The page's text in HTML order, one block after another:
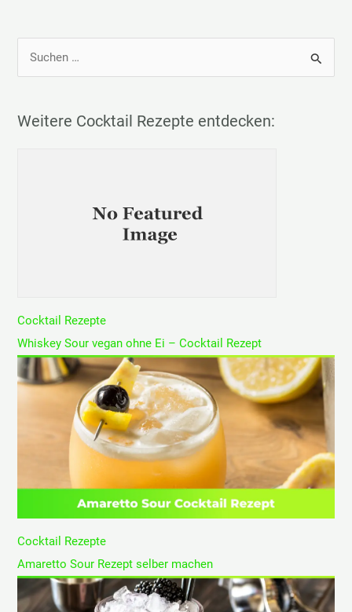
h
Weitere Cocktail Rezepte entdecken:
Cocktail Rezepte
Whiskey Sour vegan ohne Ei – Cocktail Rezept
Cocktail Rezepte
Amaretto Sour Rezept selber machen